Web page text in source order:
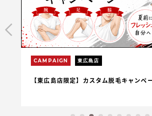
CAMPAIGN 東広島店
【東広島店限定】カスタム脱毛キャンペ